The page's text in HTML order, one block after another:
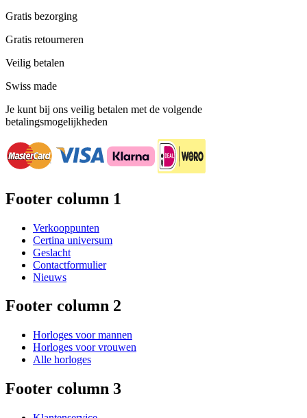
Gratis bezorging
Gratis retourneren
Veilig betalen
Swiss made
Je kunt bij ons veilig betalen met de volgende
betalingsmogelijkheden
Footer column 1
Verkooppunten
Certina universum
Geslacht
Contactformulier
Nieuws
Footer column 2
Horloges voor mannen
Horloges voor vrouwen
Alle horloges
Footer column 3